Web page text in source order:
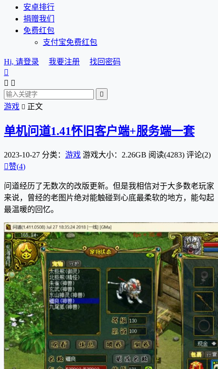
安卓排行
捐赠我们
免费红包
支付宝免费红包
Hi, 请登录 我要注册
找回密码

 

游戏  正文
单机问道1.41怀旧客户端+服务端一套
2023-10-27 分类： 游戏 游戏大小：2.26GB 阅读(4283) 评论(2)
赞(4)
问道经历了无数次的改版更新。但是我相信对于大多数老玩家
来说，曾经的老图片绝对能触碰到心底最柔软的地方，能勾起
最温暖的回忆。